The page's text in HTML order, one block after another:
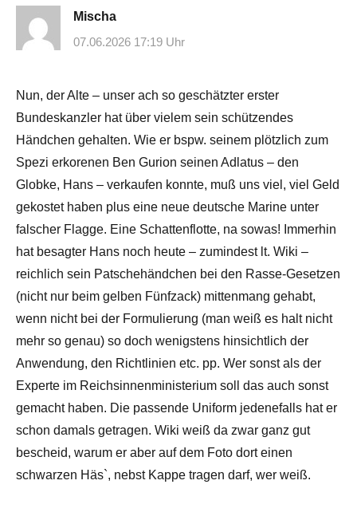
Mischa
07.06.2026 17:19 Uhr
Nun, der Alte – unser ach so geschätzter erster
Bundeskanzler hat über vielem sein schützendes
Händchen gehalten. Wie er bspw. seinem plötzlich zum
Spezi erkorenen Ben Gurion seinen Adlatus – den
Globke, Hans – verkaufen konnte, muß uns viel, viel Geld
gekostet haben plus eine neue deutsche Marine unter
falscher Flagge. Eine Schattenflotte, na sowas! Immerhin
hat besagter Hans noch heute – zumindest lt. Wiki –
reichlich sein Patschehändchen bei den Rasse-Gesetzen
(nicht nur beim gelben Fünfzack) mittenmang gehabt,
wenn nicht bei der Formulierung (man weiß es halt nicht
mehr so genau) so doch wenigstens hinsichtlich der
Anwendung, den Richtlinien etc. pp. Wer sonst als der
Experte im Reichsinnenministerium soll das auch sonst
gemacht haben. Die passende Uniform jedenefalls hat er
schon damals getragen. Wiki weiß da zwar ganz gut
bescheid, warum er aber auf dem Foto dort einen
schwarzen Häs`, nebst Kappe tragen darf, wer weiß.